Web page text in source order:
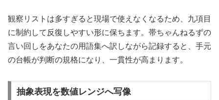
観察リストは多すぎると現場で使えなくなるため、九項目
に制約して反復しやすい形に保ちます。帯ちゃんねるずの
言い回しをあなたの用語集へ訳しながら記録すると、手元
の台帳が判断の規格になり、一貫性が高まります。
抽象表現を数値レンジへ写像